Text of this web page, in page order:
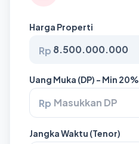
Harga Properti
Rp
Uang Muka (DP) - Min 20%
Rp
Jangka Waktu (Tenor)